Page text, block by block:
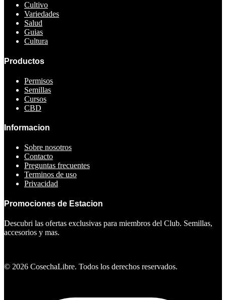
Cultivo
Variedades
Salud
Guias
Cultura
Productos
Permisos
Semillas
Cursos
CBD
Informacion
Sobre nosotros
Contacto
Preguntas frecuentes
Terminos de uso
Privacidad
Promociones de Estacion
Descubri las ofertas exclusivas para miembros del Club. Semillas,
accesorios y mas.
© 2026 CosechaLibre. Todos los derechos reservados.